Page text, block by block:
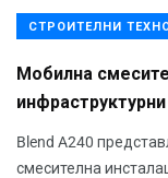
СТРОИТЕЛНИ
Мобилна
Blend A240
смесителна